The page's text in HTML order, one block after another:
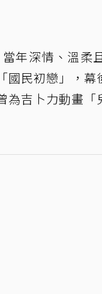
年深情、溫
民初戀」，
為吉卜力動畫